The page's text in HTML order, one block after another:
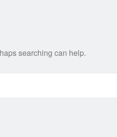
searching can help.